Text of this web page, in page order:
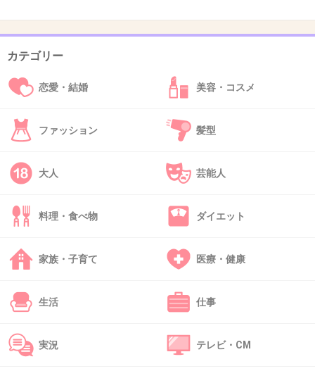
吉高さん。
+356
35. 匿名
宣材写真じゃない修正なしの写真の方が見たい
な。
36. 匿名
赤ちゃん肌なイメージ
カテゴリー
恋愛・結婚 美容・コスメ
ファッション 髪型
大人 芸能人
料理・食べ物 ダイエット
家族・子育て 医療・健康
生活 仕事
実況 テレビ・CM